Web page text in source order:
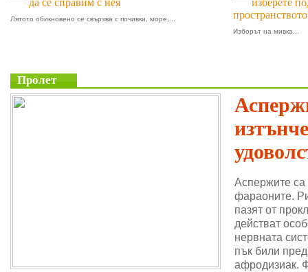
да се справим с нея
Лятото обикновено се свързва с почивки, море,...
изберете
Изборът на мивка...
Пролет
Аспержите
фараоните.
пазят от
действат
нервната
пък били
афродизиак.